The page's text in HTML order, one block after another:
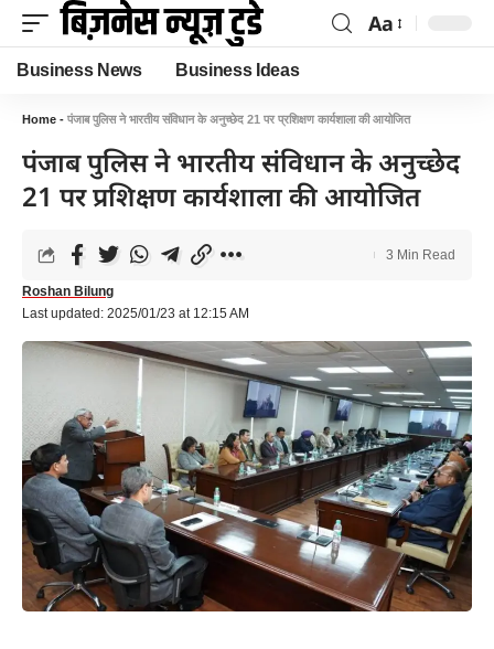
Aa
Business News Business Ideas
Home - पंजाब पुलिस ने भारतीय संविधान के अनुच्छेद 21 पर प्रशिक्षण कार्यशाला की आयोजित
पंजाब पुलिस ने भारतीय संविधान के अनुच्छेद
21 पर प्रशिक्षण कार्यशाला की आयोजित
Last updated: 2025/01/23 at 12:15 AM
Roshan Bilung
3 Min Read